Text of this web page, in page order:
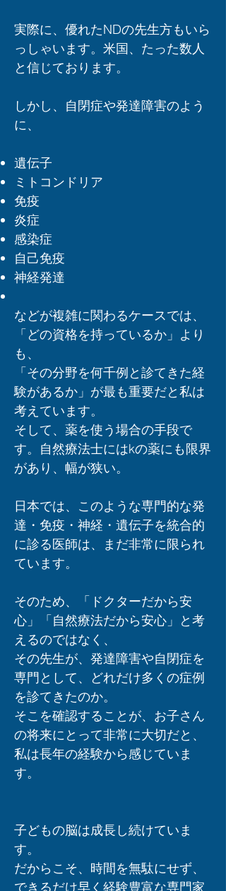
実際に、優れたNDの先生方もいら
っしゃいます。米国、たった数人
と信じております。
しかし、自閉症や発達障害のよう
に、
遺伝子
ミトコンドリア
免疫
炎症
感染症
自己免疫
神経発達
などが複雑に関わるケースでは、
「どの資格を持っているか」より
も、
「その分野を何千例と診てきた経
験があるか」が最も重要だと私は
考えています。
​そして、薬を使う場合の手段で
す。自然療法士にはkの薬にも限界
があり、幅が狭い。
日本では、このような専門的な発
達・免疫・神経・遺伝子を統合的
に診る医師は、まだ非常に限られ
ています。
そのため、「ドクターだから安
心」「自然療法だから安心」と考
えるのではなく、
その先生が、発達障害や自閉症を
専門として、どれだけ多くの症例
を診てきたのか。
そこを確認することが、お子さん
の将来にとって非常に大切だと、
私は長年の経験から感じていま
す。
子どもの脳は成長し続けていま
す。
だからこそ、時間を無駄にせず、
できるだけ早く経験豊富な専門家